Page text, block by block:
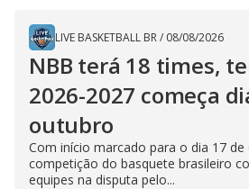
LIVE BASKETBALL BR/ 08/08/2026
NBB terá 18 times,
2026-2027 começa
outubro
Com início marcado para o dia 17
competição do basquete brasileiro
equipes na disputa pelo...